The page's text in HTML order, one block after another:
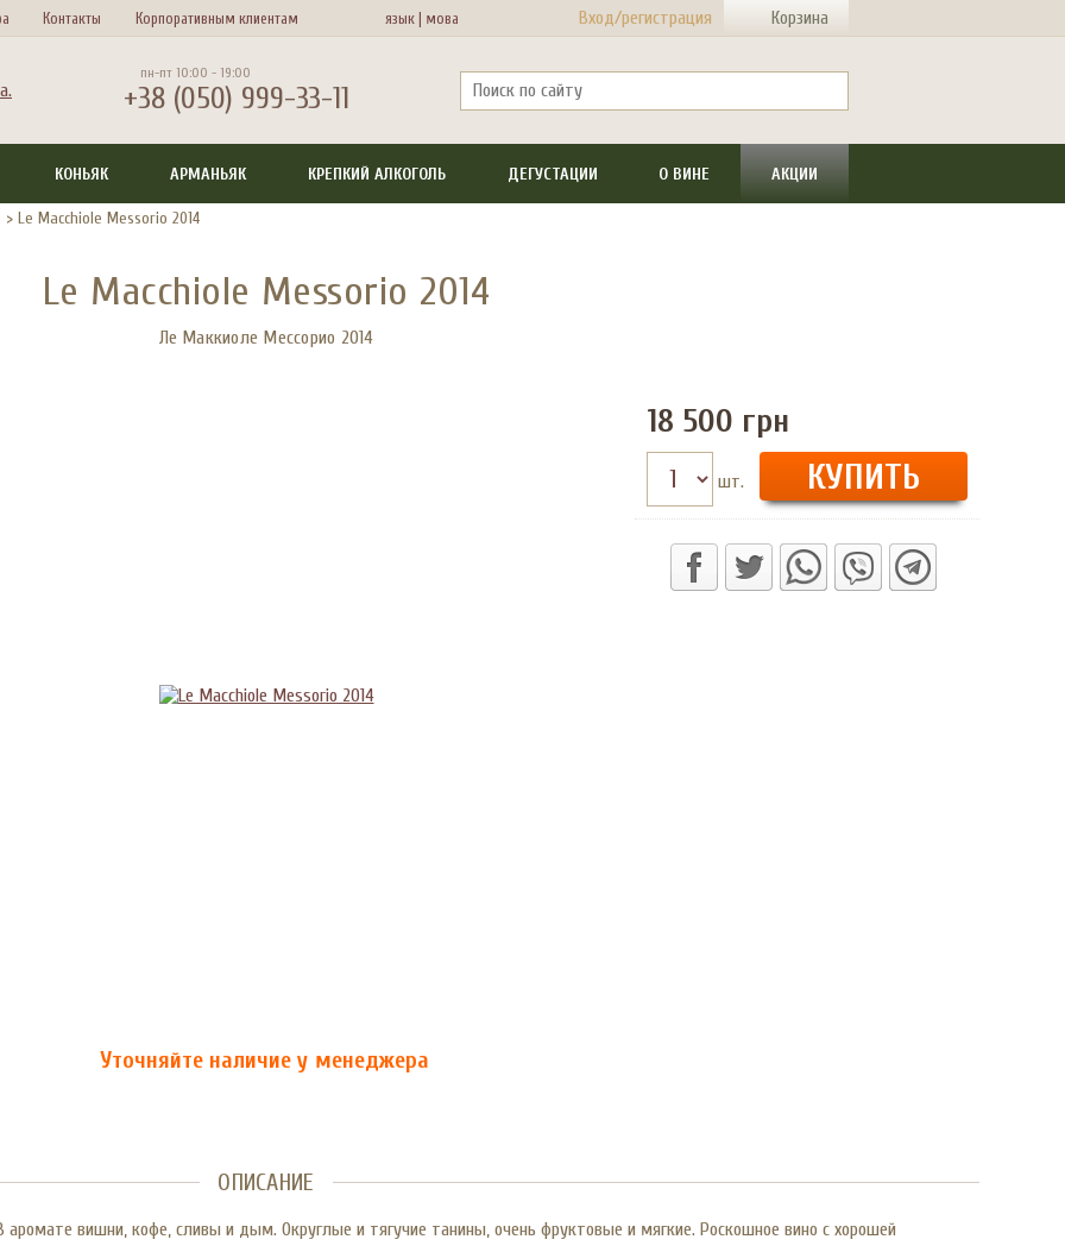
Контакты Корпоративным клиентам язык |мова Вход/регистрация Корзина
пн-пт 10:00 - 19:00
+38 (050) 999-33-11
КОНЬЯК АРМАНЬЯК КРЕПКИЙ АЛКОГОЛЬ ДЕГУСТАЦИИ О ВИНЕ АКЦИИ
> Le Macchiole Messorio 2014
Le Macchiole Messorio 2014
Ле Маккиоле Мессорио 2014
18 500 грн
шт.
Уточняйте наличие у менеджера
ОПИСАНИЕ
вишни, кофе, сливы и дым. Округлые и тягучие танины, очень фруктовые и мягкие. Роскошное вино с хорошей